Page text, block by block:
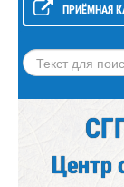
ПРИЁМНАЯ
Искать
Центр